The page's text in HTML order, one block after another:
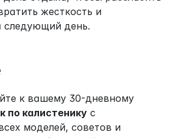
жесткость и
следующий день.
по калистенику с
моделей, советов и